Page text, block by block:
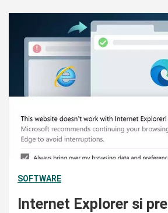
SOFTWARE
Internet Explorer si